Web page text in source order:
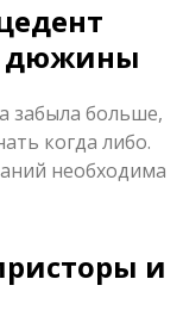
дюжины
забыла больше,
когда либо.
необходима
и